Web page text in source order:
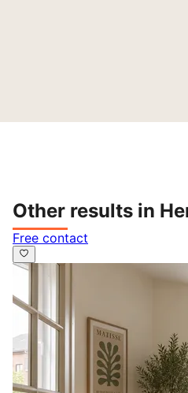
Other results in
Free contact